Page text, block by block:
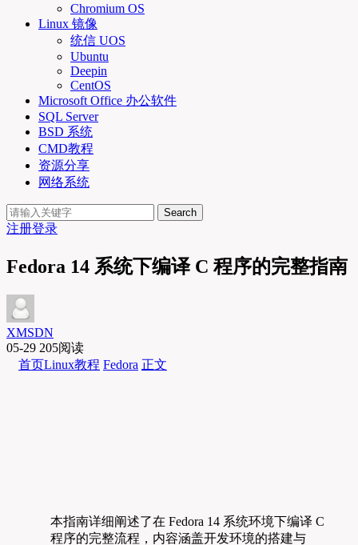
Chromium OS
Linux 镜像
统信 UOS
Ubuntu
Deepin
CentOS
Microsoft Office 办公软件
SQL Server
BSD 系统
CMD教程
资源分享
网络系统
Search
注册登录
Fedora 14 系统下编译 C 程序的完整指南
XMSDN
05-29 205阅读
首页Linux教程 Fedora 正文
本指南详细阐述了在 Fedora 14 系统环境下编译 C
程序的完整流程，内容涵盖开发环境的搭建与